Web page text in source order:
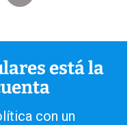
está la
con un